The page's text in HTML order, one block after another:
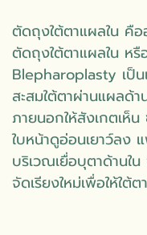
ตัดถุงใต้ตาแผลใน คือ
ตัดถุงใต้ตาแผลใน ห
Blepharoplasty เป็
สะสมใต้ตาผ่านแผลด้
ภายนอกให้สังเกตเห็
ใบหน้าดูอ่อนเยาว์ลง
บริเวณเยื่อบุตาด้านใ
จัดเรียงใหม่เพื่อให้ใต้